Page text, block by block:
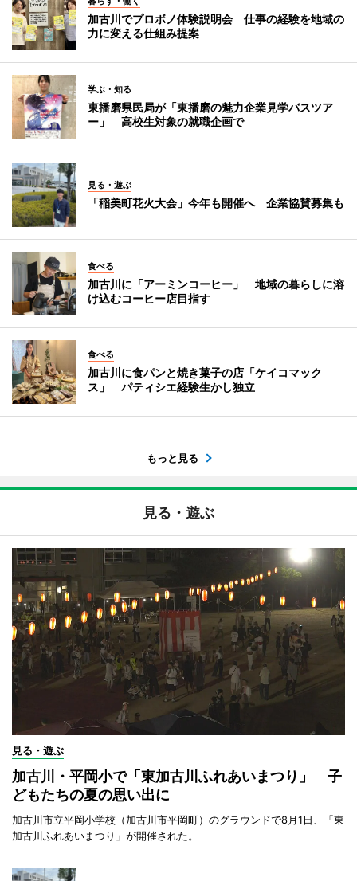
加古川でプロボノ体験説明会 仕事の経験を地域の
力に変える仕組み提案
学ぶ・知る
東播磨県民局が「東播磨の魅力企業見学バスツア
ー」 高校生対象の就職企画で
見る・遊ぶ
「稲美町花火大会」今年も開催へ 企業協賛募集も
食べる
加古川に「アーミンコーヒー」 地域の暮らしに溶
け込むコーヒー店目指す
食べる
加古川に食パンと焼き菓子の店「ケイコマック
ス」 パティシエ経験生かし独立
もっと見る
見る・遊ぶ
見る・遊ぶ
加古川・平岡小で「東加古川ふれあいまつり」 子
どもたちの夏の思い出に
加古川市立平岡小学校（加古川市平岡町）のグラウンドで8月1日、「東
加古川ふれあいまつり」が開催された。